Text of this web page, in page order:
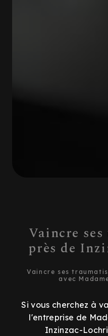
Vaincre
près de
Vaincre ses
avec
Si vous cherchez à
l'entreprise de
Inzinzac-